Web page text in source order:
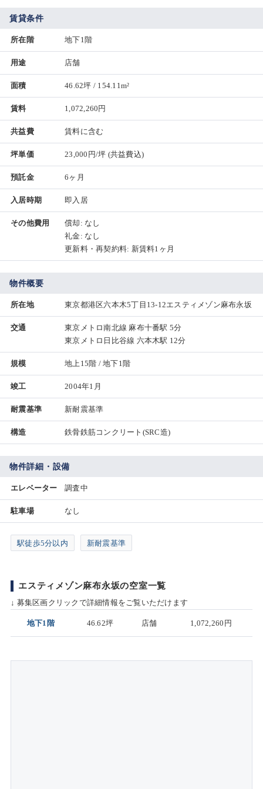
賃貸条件
所在階 地下1階
用途 店舗
面積 46.62坪 / 154.11m²
賃料 1,072,260円
共益費 賃料に含む
坪単価 23,000円/坪 (共益費込)
預託金 6ヶ月
入居時期 即入居
その他費用
償却: なし
礼金: なし
更新料・再契約料: 新賃料1ヶ月
物件概要
所在地 東京都港区六本木5丁目13-12エスティメゾン麻布永坂
交通
東京メトロ南北線 麻布十番駅 5分
東京メトロ日比谷線 六本木駅 12分
規模 地上15階 / 地下1階
竣工 2004年1月
耐震基準 新耐震基準
構造 鉄骨鉄筋コンクリート(SRC造)
物件詳細・設備
エレベーター 調査中
駐車場 なし
駅徒歩5分以内 新耐震基準
エスティメゾン麻布永坂の空室一覧
↓ 募集区画クリックで詳細情報をご覧いただけます
地下1階 46.62坪 店舗 1,072,260円